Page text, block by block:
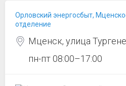
Орловский энергосбыт,
отделение
Мценск, улица
пн-пт 08:00–17:00